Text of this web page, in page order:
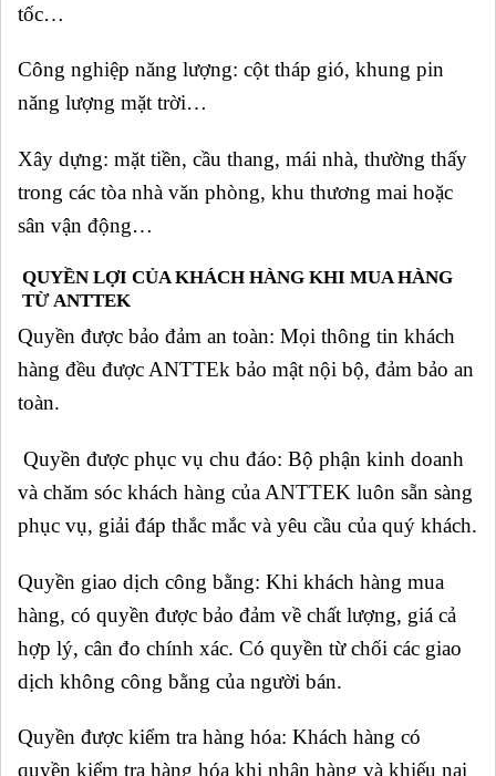
tốc…
Công nghiệp năng lượng: cột tháp gió, khung pin
năng lượng mặt trời…
Xây dựng: mặt tiền, cầu thang, mái nhà, thường thấy
trong các tòa nhà văn phòng, khu thương mai hoặc
sân vận động…
QUYỀN LỢI CỦA KHÁCH HÀNG KHI MUA HÀNG
TỪ ANTTEK
Quyền được bảo đảm an toàn: Mọi thông tin khách
hàng đều được ANTTEk bảo mật nội bộ, đảm bảo an
toàn.
Quyền được phục vụ chu đáo: Bộ phận kinh doanh
và chăm sóc khách hàng của ANTTEK luôn sẵn sàng
phục vụ, giải đáp thắc mắc và yêu cầu của quý khách.
Quyền giao dịch công bằng: Khi khách hàng mua
hàng, có quyền được bảo đảm về chất lượng, giá cả
hợp lý, cân đo chính xác. Có quyền từ chối các giao
dịch không công bằng của người bán.
Quyền được kiểm tra hàng hóa: Khách hàng có
quyền kiểm tra hàng hóa khi nhận hàng và khiếu nại